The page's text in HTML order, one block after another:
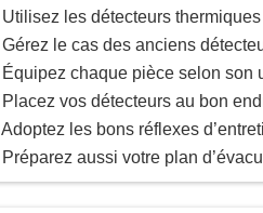
Utilisez les détecteurs
Gérez le cas des anciens
Équipez chaque pièce selon son
Placez vos détecteurs au bon
Adoptez les bons réflexes
Préparez aussi votre plan